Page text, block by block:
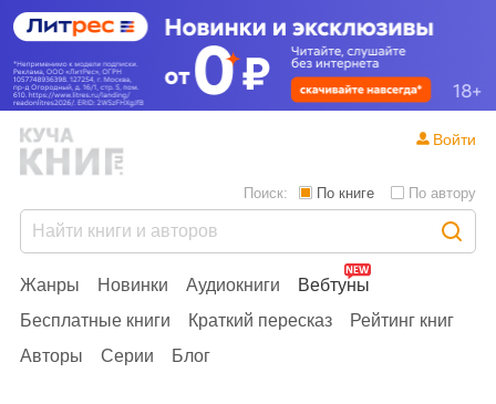
Жанры Новинки Аудиокниги
Вебтуны
Бесплатные книги
Краткий пересказ
Рейтинг книг
Авторы
Серии Блог
Поиск: По книге По автору
Войти